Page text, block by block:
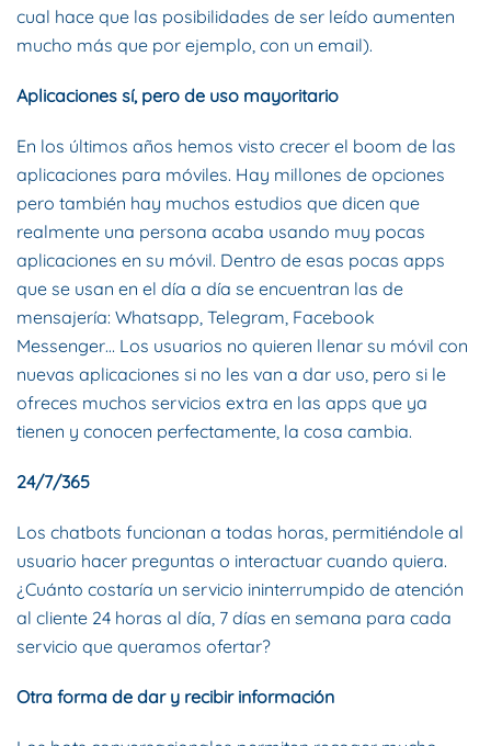
cual hace que las posibilidades de ser leído aumenten
mucho más que por ejemplo, con un email).
Aplicaciones sí, pero de uso mayoritario
En los últimos años hemos visto crecer el boom de las
aplicaciones para móviles. Hay millones de opciones
pero también hay muchos estudios que dicen que
realmente una persona acaba usando muy pocas
aplicaciones en su móvil. Dentro de esas pocas apps
que se usan en el día a día se encuentran las de
mensajería: Whatsapp, Telegram, Facebook
Messenger… Los usuarios no quieren llenar su móvil con
nuevas aplicaciones si no les van a dar uso, pero si le
ofreces muchos servicios extra en las apps que ya
tienen y conocen perfectamente, la cosa cambia.
24/7/365
Los chatbots funcionan a todas horas, permitiéndole al
usuario hacer preguntas o interactuar cuando quiera.
¿Cuánto costaría un servicio ininterrumpido de atención
al cliente 24 horas al día, 7 días en semana para cada
servicio que queramos ofertar?
Otra forma de dar y recibir información